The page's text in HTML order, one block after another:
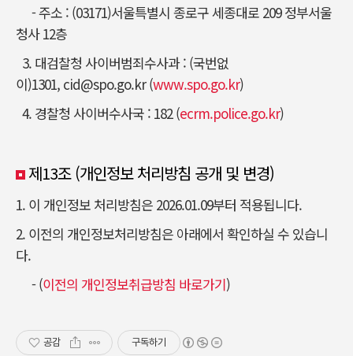
- 주소 : (03171)서울특별시 종로구 세종대로 209 정부서울
청사 12층
3. 대검찰청 사이버범죄수사과 : (국번없
이)1301, cid@spo.go.kr (www.spo.go.kr)
4. 경찰청 사이버수사국 : 182 (ecrm.police.go.kr)
제13조 (개인정보 처리방침 공개 및 변경)
1. 이 개인정보 처리방침은 2026.01.09부터 적용됩니다.
2. 이전의 개인정보처리방침은 아래에서 확인하실 수 있습니
다.
- (이전의 개인정보취급방침 바로가기)
공감 구독하기